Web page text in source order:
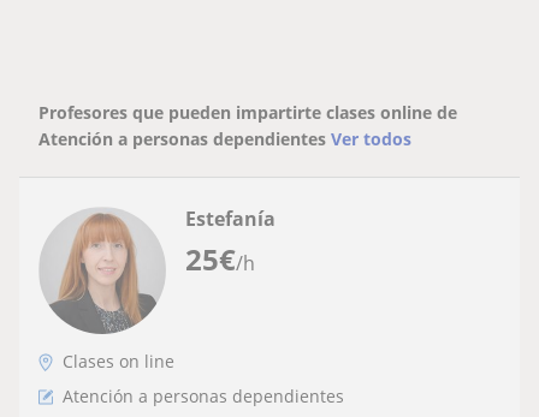
Profesores que pueden impartirte clases online de
Atención a personas dependientes Ver todos
25€/h
Estefanía
Clases on line
Atención a personas dependientes